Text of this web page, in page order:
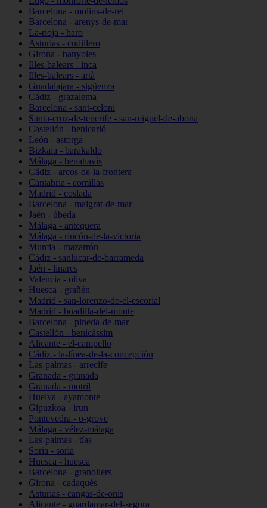
Barcelona - molins-de-rei
Barcelona - arenys-de-mar
La-rioja - haro
Asturias - cudillero
Girona - banyoles
Illes-balears - inca
Illes-balears - artà
Guadalajara - sigüenza
Cádiz - grazalema
Barcelona - sant-celoni
Santa-cruz-de-tenerife - san-miguel-de-abona
Castellón - benicarló
León - astorga
Bizkaia - barakaldo
Málaga - benahavís
Cádiz - arcos-de-la-frontera
Cantabria - comillas
Madrid - coslada
Barcelona - malgrat-de-mar
Jaén - úbeda
Málaga - antequera
Málaga - rincón-de-la-victoria
Murcia - mazarrón
Cádiz - sanlúcar-de-barrameda
Jaén - linares
Valencia - oliva
Huesca - grañén
Madrid - san-lorenzo-de-el-escorial
Madrid - boadilla-del-monte
Barcelona - pineda-de-mar
Castellón - benicàssim
Alicante - el-campello
Cádiz - la-línea-de-la-concepción
Las-palmas - arrecife
Granada - granada
Granada - motril
Huelva - ayamonte
Gipuzkoa - irun
Pontevedra - o-grove
Málaga - vélez-málaga
Las-palmas - tías
Soria - soria
Huesca - huesca
Barcelona - granollers
Girona - cadaqués
Asturias - cangas-de-onís
Alicante - guardamar-del-segura